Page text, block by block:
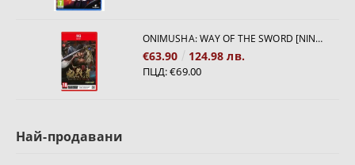
ONIMUSHA: WAY OF THE SWORD [NINTENDO SWITCH 2]
€63.90 124.98 лв.
ПЦД:€69.00
Най-продавани